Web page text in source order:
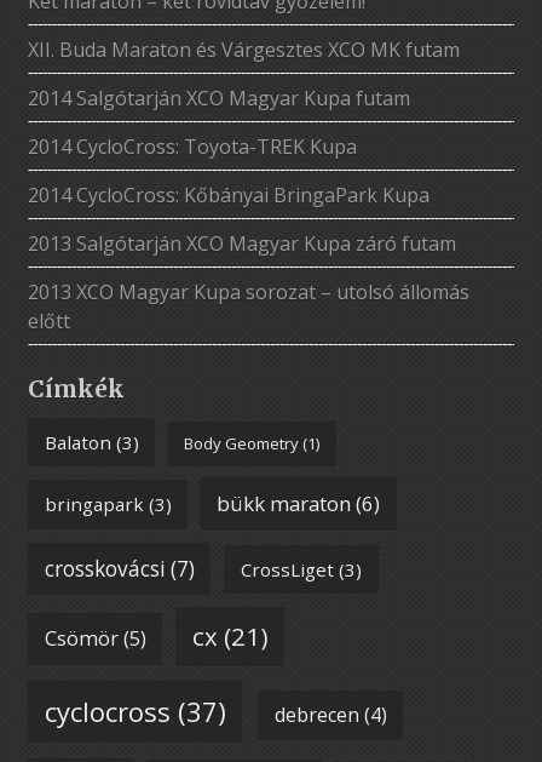
XII. Buda Maraton és Várgesztes XCO MK futam
2014 Salgótarján XCO Magyar Kupa futam
2014 CycloCross: Toyota-TREK Kupa
2014 CycloCross: Kőbányai BringaPark Kupa
2013 Salgótarján XCO Magyar Kupa záró futam
2013 XCO Magyar Kupa sorozat – utolsó állomás
előtt
Címkék
Balaton (3) Body Geometry(1)
bringapark (3) bükk maraton (6)
crosskovácsi (7) CrossLiget(3)
Csömör(5) cx (21)
cyclocross (37) debrecen (4)